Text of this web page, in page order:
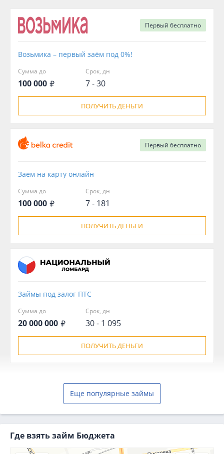
Первый бесплатно
Возьмика – первый заём под 0%!
Сумма до
100 000
Срок, дн
7 - 30
ПОЛУЧИТЬ ДЕНЬГИ
Первый бесплатно
Заём на карту онлайн
Сумма до
100 000
Срок, дн
7 - 181
ПОЛУЧИТЬ ДЕНЬГИ
Займы под залог ПТС
Сумма до
20 000 000
Срок, дн
30 - 1 095
ПОЛУЧИТЬ ДЕНЬГИ
Еще популярные займы
Где взять займ Бюджета